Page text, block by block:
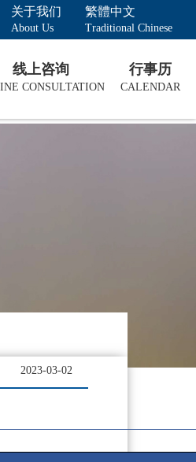
关于我们
About Us
繁體中文
Traditional Chinese
线上咨询
CONSULTATION
行事历
CALENDAR
2023-03-02